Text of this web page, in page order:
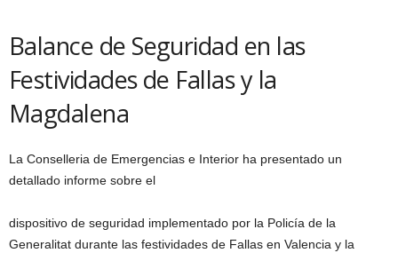
Balance de Seguridad en las
Festividades de Fallas y la
Magdalena
La Conselleria de Emergencias e Interior ha presentado un
detallado informe sobre el
dispositivo de seguridad implementado por la Policía de la
Generalitat durante las festividades de Fallas en Valencia y la